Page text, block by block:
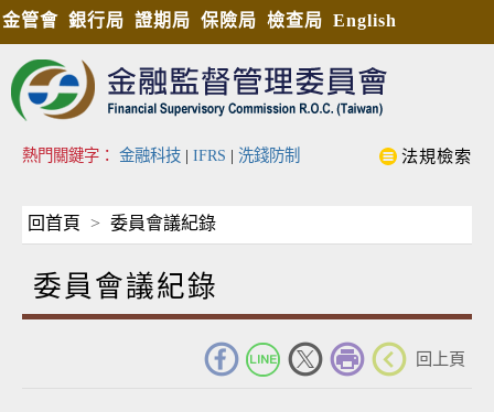
金管會 銀行局 證期局 保險局 檢查局 English
熱門關鍵字： 金融科技 | IFRS | 洗錢防制 法規檢索
回首頁 委員會議紀錄
委員會議紀錄
回上頁